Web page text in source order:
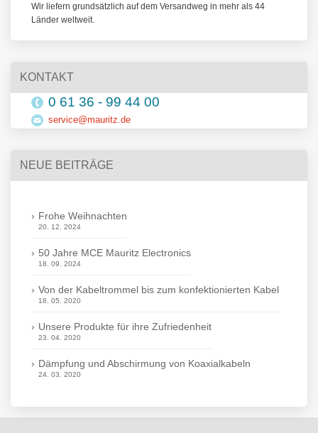
Wir liefern grundsätzlich auf dem Versandweg in mehr als 44
Länder weltweit.
KONTAKT
0 61 36 - 99 44 00
service@mauritz.de
NEUE BEITRÄGE
Frohe Weihnachten
20. 12. 2024
50 Jahre MCE Mauritz Electronics
18. 09. 2024
Von der Kabeltrommel bis zum konfektionierten Kabel
18. 05. 2020
Unsere Produkte für ihre Zufriedenheit
23. 04. 2020
Dämpfung und Abschirmung von Koaxialkabeln
24. 03. 2020